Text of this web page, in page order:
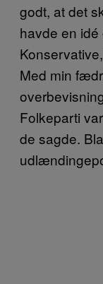
godt, at det
havde en
Med min
Folkeparti
de sagde.